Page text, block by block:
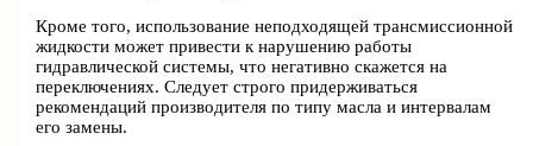
Кроме того, использование неподходящей трансмиссионной
жидкости может привести к нарушению работы
гидравлической системы, что негативно скажется на
переключениях. Следует строго придерживаться
рекомендаций производителя по типу масла и интервалам
его замены.